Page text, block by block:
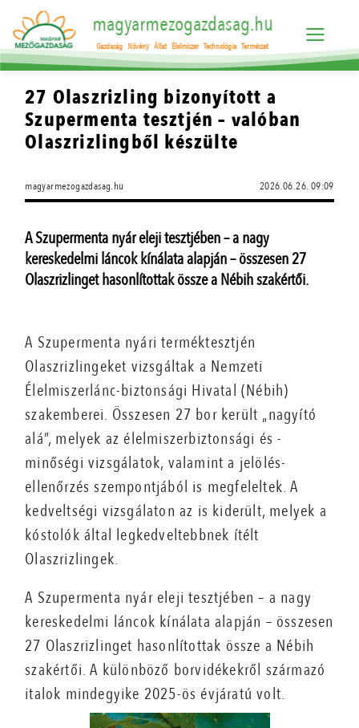
magyarmezogazdasag.hu
Gazdaság Növény Állat Élelmiszer Technológia Természet
27 Olaszrizling bizonyított a
Szupermenta tesztjén – valóban
Olaszrizlingből készülte
magyarmezogazdasag.hu 2026.06.26. 09:09
A Szupermenta nyár eleji tesztjében – a nagy
kereskedelmi láncok kínálata alapján – összesen 27
Olaszrizlinget hasonlítottak össze a Nébih szakértői.
A Szupermenta nyári terméktesztjén
Olaszrizlingeket vizsgáltak a Nemzeti
Élelmiszerlánc-biztonsági Hivatal (Nébih)
szakemberei. Összesen 27 bor került „nagyító
alá”, melyek az élelmiszerbiztonsági és -
minőségi vizsgálatok, valamint a jelölés-
ellenőrzés szempontjából is megfeleltek. A
kedveltségi vizsgálaton az is kiderült, melyek a
kóstolók által legkedveltebbnek ítélt
Olaszrizlingek.
A Szupermenta nyár eleji tesztjében – a nagy
kereskedelmi láncok kínálata alapján – összesen
27 Olaszrizlinget hasonlítottak össze a Nébih
szakértői. A különböző borvidékekről származó
italok mindegyike 2025-ös évjáratú volt.